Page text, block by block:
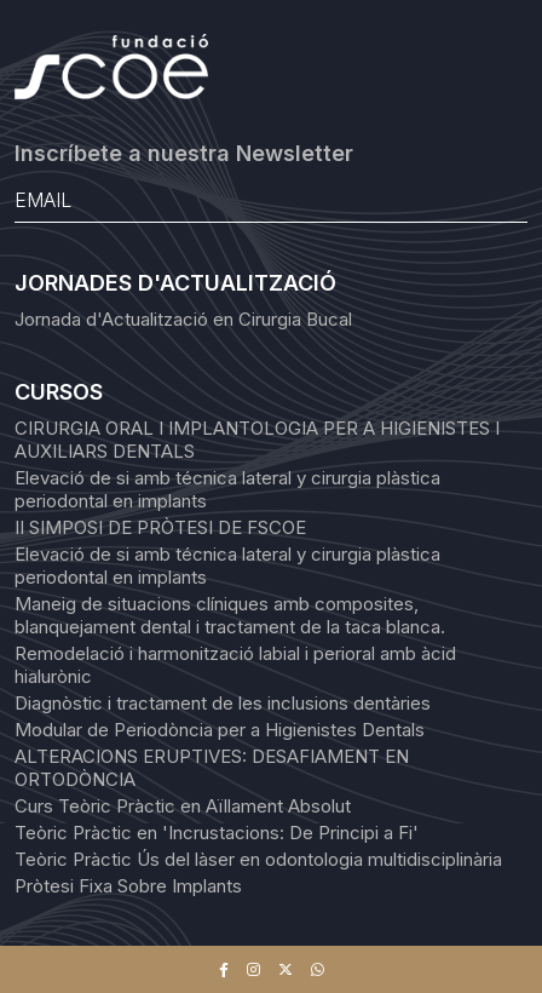
Inscríbete a nuestra Newsletter
JORNADES D'ACTUALITZACIÓ
Jornada d'Actualització en Cirurgia Bucal
CURSOS
CIRURGIA ORAL I IMPLANTOLOGIA PER A HIGIENISTES I
AUXILIARS DENTALS
Elevació de si amb técnica lateral y cirurgia plàstica
periodontal en implants
II SIMPOSI DE PRÒTESI DE FSCOE
Elevació de si amb técnica lateral y cirurgia plàstica
periodontal en implants
Maneig de situacions clíniques amb composites,
blanquejament dental i tractament de la taca blanca.
Remodelació i harmonització labial i perioral amb àcid
hialurònic
Diagnòstic i tractament de les inclusions dentàries
Modular de Periodòncia per a Higienistes Dentals
ALTERACIONS ERUPTIVES: DESAFIAMENT EN
ORTODÒNCIA
Curs Teòric Pràctic en Aïllament Absolut
Teòric Pràctic en 'Incrustacions: De Principi a Fi'
Teòric Pràctic Ús del làser en odontologia multidisciplinària
Pròtesi Fixa Sobre Implants